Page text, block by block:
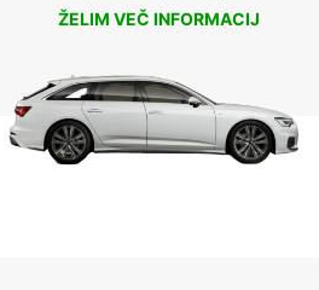
ŽELIM VEČ INFORMACIJ